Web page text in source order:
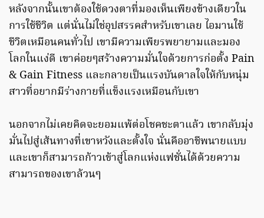
หลังจากนั้นเขาต้องใช้ดวงตาที่มองเห็นเพียงข้างเดียวใน
การใช้ชีวิต แต่นั่นไม่ใช่อุปสรรคสำหรับเขาเลย ไอมานใช้
ชีวิตเหมือนคนทั่วไป เขามีความเพียรพยายามและมอง
โลกในแง่ดี เขาค่อยๆสร้างความมั่นใจด้วยการก่อตั้ง Pain
& Gain Fitness และกลายเป็นแรงบันดาลใจให้กับหนุ่ม
สาวที่อยากมีร่างกายที่แข็งแรงเหมือนกับเขา
นอกจากไม่เคยคิดจะยอมแพ้ต่อโชคชะตาแล้ว เขากลับมุ่ง
มั่นไปสู่เส้นทางที่เขาหวังและตั้งใจ นั่นคืออาชีพนายแบบ
และเขาก็สามารถก้าวเข้าสู่โลกแห่งแฟชั่นได้ด้วยความ
สามารถของเขาล้วนๆ